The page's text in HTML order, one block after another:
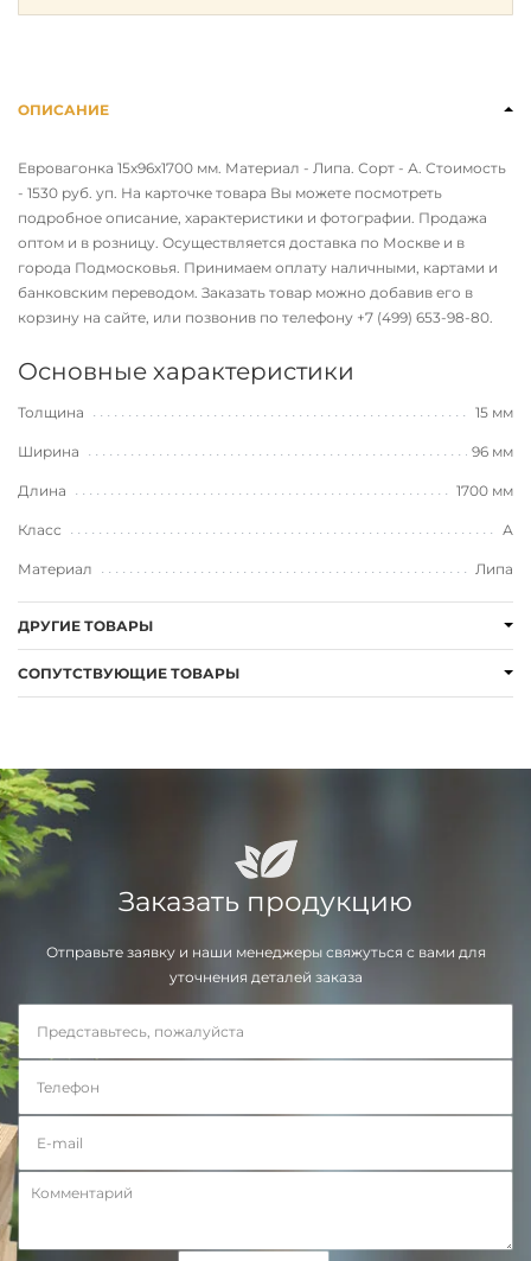
ОПИСАНИЕ
Евровагонка 15х96х1700 мм. Материал - Липа. Сорт - А. Стоимость
- 1530 руб. уп. На карточке товара Вы можете посмотреть
подробное описание, характеристики и фотографии. Продажа
оптом и в розницу. Осуществляется доставка по Москве и в
города Подмосковья. Принимаем оплату наличными, картами и
банковским переводом. Заказать товар можно добавив его в
корзину на сайте, или позвонив по телефону +7 (499) 653-98-80
Основные характеристики
Толщина 15 мм
Ширина 96 мм
Длина 1700 мм
Класс А
Материал Липа
ДРУГИЕ ТОВАРЫ
СОПУТСТВУЮЩИЕ ТОВАРЫ
Заказать продукцию
Отправьте заявку и наши менеджеры свяжуться с вами для
уточнения деталей заказа